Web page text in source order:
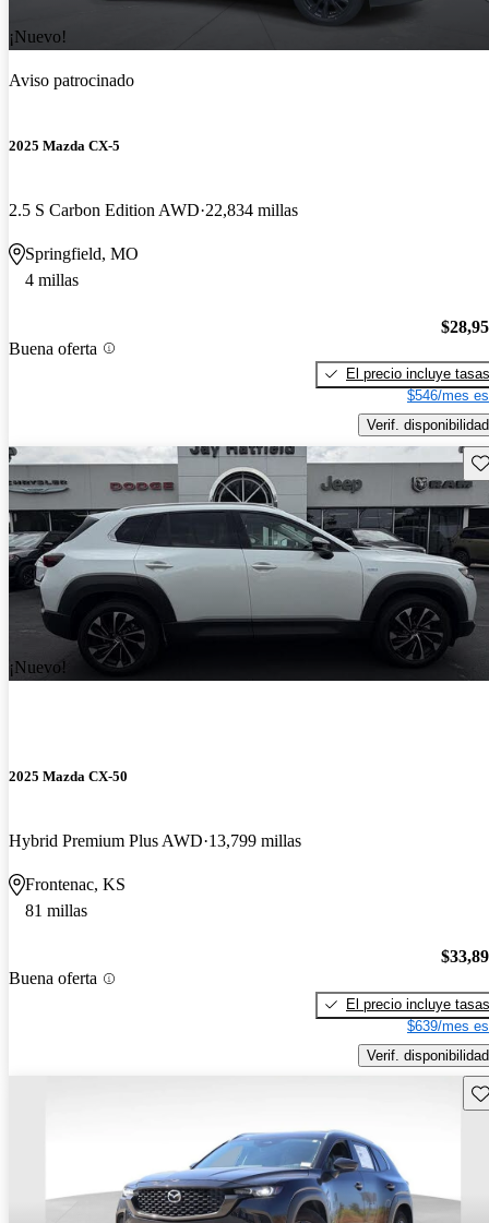
¡Nuevo!
Aviso patrocinado
2025 Mazda CX-5
2.5 S Carbon Edition AWD 22,834 millas
Springfield, MO
4 millas
Buena oferta
El precio incluye tasas
$546/mes
Verif. disponibilidad
¡Nuevo!
2025 Mazda CX-50
Hybrid Premium Plus AWD 13,799 millas
Frontenac, KS
81 millas
Buena oferta
El precio incluye tasas
$639/mes
Verif. disponibilidad